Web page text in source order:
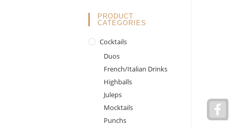
c
PRODUCT
CATEGORIES
Cocktails
Duos
French/Italian Drinks
Highballs
Juleps
Mocktails
Punchs